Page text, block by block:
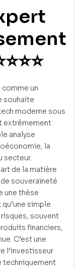
un
souhaite
moderne sous
extrêmement
analyse
la
secteur.
de la matière
souveraineté
une thèse
simple
souvent
financiers,
C’est une
l’investisseur
techniquement